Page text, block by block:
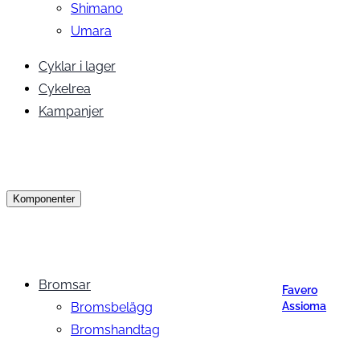
Shimano
Umara
Cyklar i lager
Cykelrea
Kampanjer
Komponenter
Bromsar
Bromsbelägg
Bromshandtag
Favero
Assioma